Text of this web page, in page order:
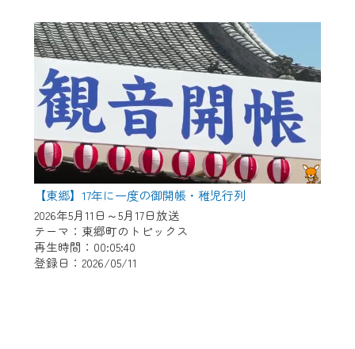
【東郷】17年に一度の御開帳・稚児行列
2026年5月11日～5月17日放送
テーマ：東郷町のトピックス
再生時間：00:05:40
登録日：2026/05/11